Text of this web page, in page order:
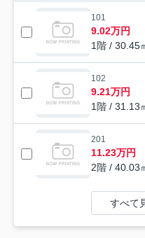
101
9.02万円
1階 / 30.45
102
9.21万円
1階 / 31.13
201
11.23万円
2階 / 40.03
すべて